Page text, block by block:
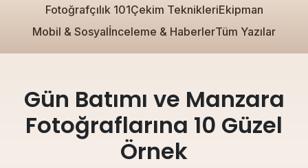
Fotoğrafçılık 101Çekim TeknikleriEkipman
Mobil & Sosyalİnceleme & HaberlerTüm Yazılar
Gün Batımı ve Manzara
Fotoğraflarına 10 Güzel
Örnek